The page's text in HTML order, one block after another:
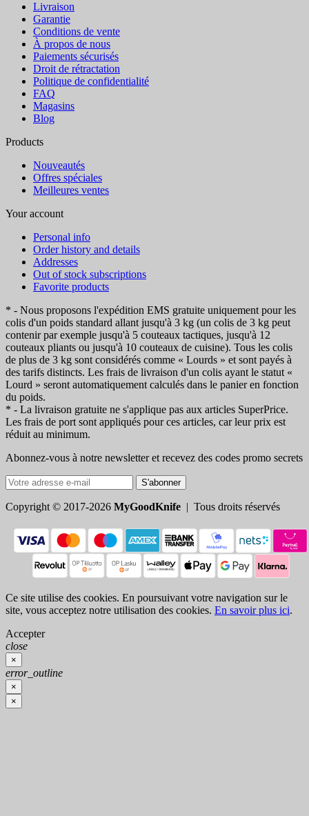
Livraison
Garantie
Conditions de vente
À propos de nous
Paiements sécurisés
Droit de rétractation
Politique de confidentialité
FAQ
Magasins
Blog
Products
Nouveautés
Offres spéciales
Meilleures ventes
Your account
Personal info
Order history and details
Addresses
Out of stock subscriptions
Favorite products
* - Nous proposons l'expédition EMS gratuite uniquement pour les
colis d'un poids standard allant jusqu'à 3 kg (un colis de 3 kg peut
contenir par exemple jusqu'à 5 couteaux tactiques, jusqu'à 12
couteaux pliants ou jusqu'à 10 couteaux de cuisine). Tous les colis
de plus de 3 kg sont considérés comme « Lourds » et sont payés à
des tarifs distincts. Les frais de livraison d'un colis ayant le statut «
Lourd » seront automatiquement calculés dans le panier en fonction
du poids.
* - La livraison gratuite ne s'applique pas aux articles SuperPrice.
Les frais de port sont appliqués pour ces articles, car leur prix est
réduit au minimum.
Abonnez-vous à notre newsletter et recevez des codes promo secrets
S'abonner
Copyright © 2017-2026 MyGoodKnife | Tous droits réservés
Ce site utilise des cookies. En poursuivant votre navigation sur le
site, vous acceptez notre utilisation des cookies. En savoir plus ici.
Accepter
close
×
error_outline
×
×